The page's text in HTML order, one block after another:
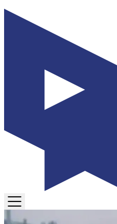
MENU